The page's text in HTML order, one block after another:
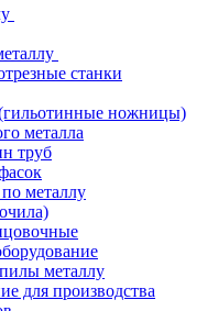
станки
ножницы)
металла
труб
металлу
металлу
для производства